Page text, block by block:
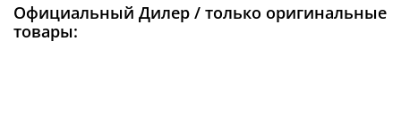
Официальный Дилер / только оригинальные
товары: